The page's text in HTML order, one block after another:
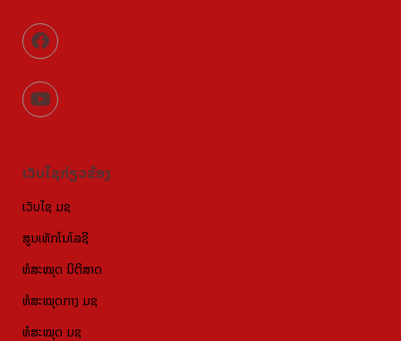
ເວັບໄຊກ່ຽວຂ້ອງ
ເວັບໄຊ ມຊ
ສູນເທັກໂນໂລຊີ
ຫໍສະໝຸດ ນິຕິສາດ
ຫໍສະໝຸດກາງ ມຊ
ຫໍສະໝຸດ ມຊ